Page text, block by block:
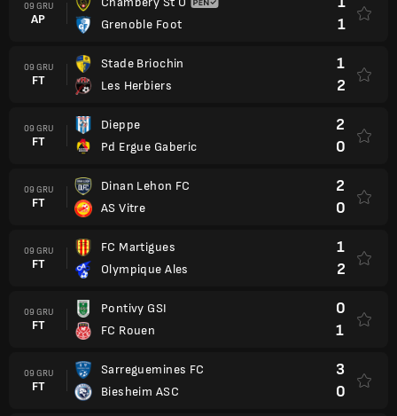
09 GRU
AP
Grenoble Foot
1
09 GRU
FT
Stade Briochin
Les Herbiers
1
2
09 GRU
FT
Dieppe
Pd Ergue Gaberic
2
0
09 GRU
FT
Dinan Lehon FC
AS Vitre
2
0
09 GRU
FT
FC Martigues
Olympique Ales
1
2
09 GRU
FT
Pontivy GSI
FC Rouen
0
1
09 GRU
FT
Sarreguemines FC
Biesheim ASC
3
0